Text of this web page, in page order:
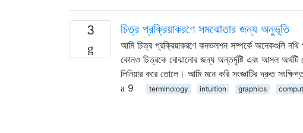
3 চিত্র প্রক্রিয়াকরণে সমঝোতার জন্য অনুভূতি
আমি চিত্র প্রক্রিয়াকরণে কনভলশন সম্পর্কে অনেকগুলি নথি
কোনও চিত্রকে বোঝানোর জন্য অন্তর্দৃষ্টি এবং আসল অর্থটি
লিনিয়ার করে তোলে। আমি মনে করি সংজ্ঞাটির দ্রুত
9
terminology intuition graphics